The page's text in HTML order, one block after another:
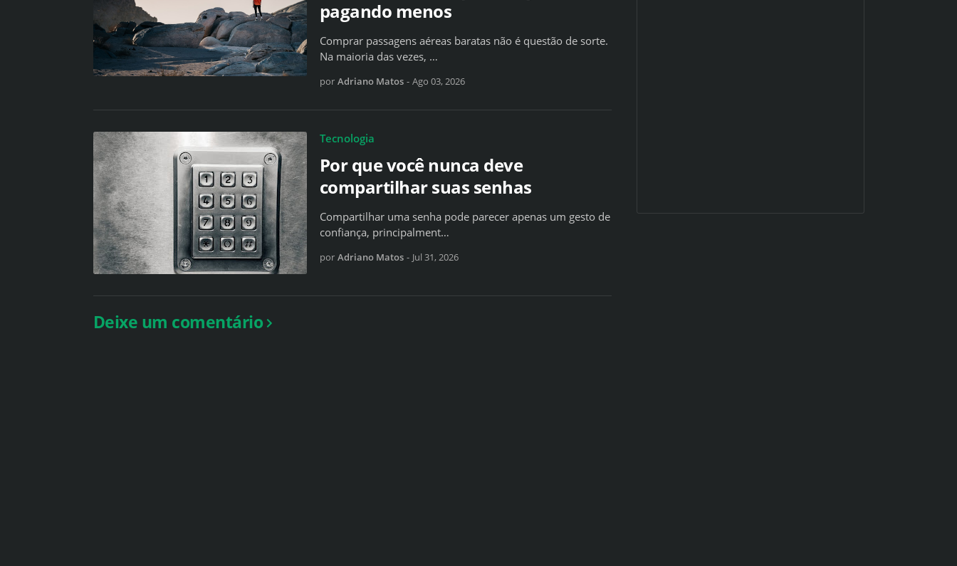
pagando menos
Comprar passagens aéreas baratas não é questão de sorte.
Na maioria das vezes, …
por Adriano Matos - Ago 03, 2026
Tecnologia
Por que você nunca deve
compartilhar suas senhas
Compartilhar uma senha pode parecer apenas um gesto de
confiança, principalment…
por Adriano Matos - Jul 31, 2026
Deixe um comentário